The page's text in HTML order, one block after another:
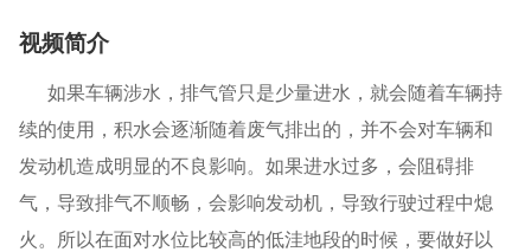
视频简介
如果车辆涉水，排气管只是少量进水，就会随着车辆持
续的使用，积水会逐渐随着废气排出的，并不会对车辆和
发动机造成明显的不良影响。如果进水过多，会阻碍排
气，导致排气不顺畅，会影响发动机，导致行驶过程中熄
火。所以在面对水位比较高的低洼地段的时候，要做好以